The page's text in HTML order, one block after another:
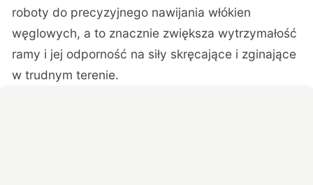
roboty do precyzyjnego nawijania włókien
węglowych, a to znacznie zwiększa wytrzymałość
ramy i jej odporność na siły skręcające i zginające
w trudnym terenie.